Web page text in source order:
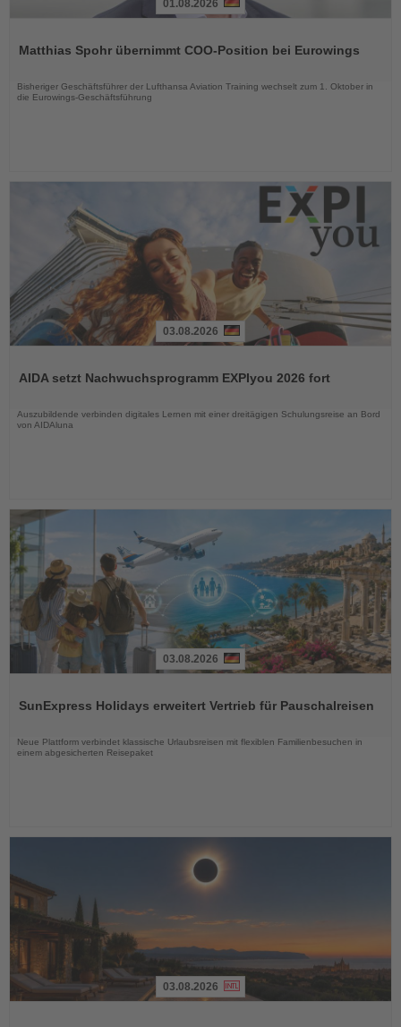
die
01.08.2026
Matthias Spohr übernimmt COO-Position bei Eurowings
Bisheriger Geschäftsführer der Lufthansa Aviation Training wechselt zum 1. Oktober in
die Eurowings-Geschäftsführung
die
03.08.2026
AIDA setzt Nachwuchsprogramm EXPIyou 2026 fort
Auszubildende verbinden digitales Lernen mit einer dreitägigen Schulungsreise an Bord
von AIDAluna
die
03.08.2026
SunExpress Holidays erweitert Vertrieb für Pauschalreisen
Neue Plattform verbindet klassische Urlaubsreisen mit flexiblen Familienbesuchen in
einem abgesicherten Reisepaket
03.08.2026